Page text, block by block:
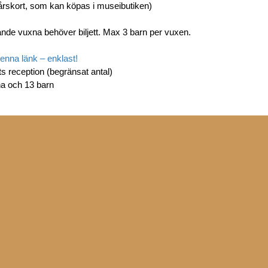
som kan köpas i museibutiken)
vuxna behöver biljett. Max 3 barn per vuxen.
länk – enklast!
reception (begränsat antal)
och 13 barn